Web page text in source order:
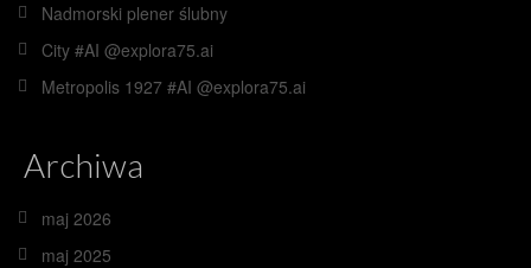
Nadmorski plener ślubny
City #AI @explora75.ai
Metropolis 1927 #AI @explora75.ai
Archiwa
maj 2026
maj 2025